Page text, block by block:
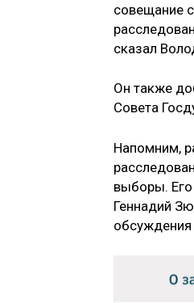
совещание
сказал
Он также
Совета
Напомним,
выборы.
Геннадий
обсуждения